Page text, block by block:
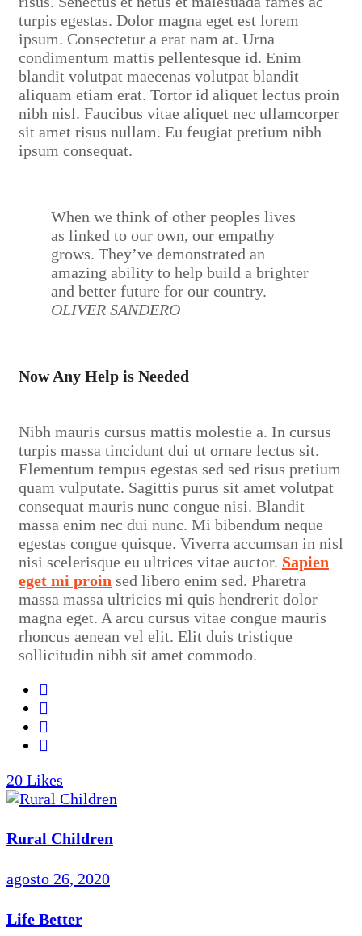
turpis egestas. Dolor magna eget est lorem
ipsum. Consectetur a erat nam at. Urna
condimentum mattis pellentesque id. Enim
blandit volutpat maecenas volutpat blandit
aliquam etiam erat. Tortor id aliquet lectus proin
nibh nisl. Faucibus vitae aliquet nec ullamcorper
sit amet risus nullam. Eu feugiat pretium nibh
ipsum consequat.
When we think of other peoples lives
as linked to our own, our empathy
grows. They’ve demonstrated an
amazing ability to help build a brighter
and better future for our country. –
OLIVER SANDERO
Now Any Help is Needed
Nibh mauris cursus mattis molestie a. In cursus
turpis massa tincidunt dui ut ornare lectus sit.
Elementum tempus egestas sed sed risus pretium
quam vulputate. Sagittis purus sit amet volutpat
consequat mauris nunc congue nisi. Blandit
massa enim nec dui nunc. Mi bibendum neque
egestas congue quisque. Viverra accumsan in nisl
nisi scelerisque eu ultrices vitae auctor. Sapien
eget mi proin sed libero enim sed. Pharetra
massa massa ultricies mi quis hendrerit dolor
magna eget. A arcu cursus vitae congue mauris
rhoncus aenean vel elit. Elit duis tristique
sollicitudin nibh sit amet commodo.
20 Likes
Rural Children
agosto 26, 2020
Life Better